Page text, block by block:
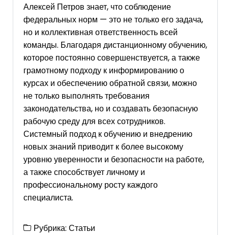
Алексей Петров знает, что соблюдение
федеральных норм — это не только его задача,
но и коллективная ответственность всей
команды. Благодаря дистанционному обучению,
которое постоянно совершенствуется, а также
грамотному подходу к информированию о
курсах и обеспечению обратной связи, можно
не только выполнять требования
законодательства, но и создавать безопасную
рабочую среду для всех сотрудников.
Системный подход к обучению и внедрению
новых знаний приводит к более высокому
уровню уверенности и безопасности на работе,
а также способствует личному и
профессиональному росту каждого
специалиста.
Рубрика: Статьи